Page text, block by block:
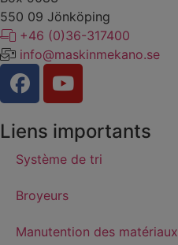
​​​​​​​550 09 Jönköping
+46 (0)36-317400
info@maskinmekano.se
Liens importants
Système de tri
Broyeurs
Manutention des matériaux